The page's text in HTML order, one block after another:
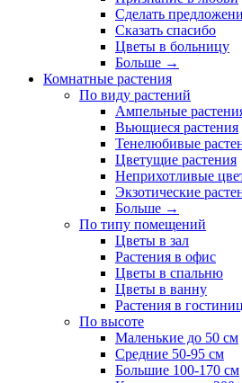
Сделать
Сказать спасибо
Цветы в больницу
Больше →
Комнатные растения
По виду растений
Ампельные
Вьющиеся растения
Тенелюбивые
Цветущие растения
Неприхотливые
Экзотические
Больше →
По типу помещений
Цветы в зал
Растения в офис
Цветы в спальню
Цветы в ванну
Растения в
По высоте
Маленькие до 50 см
Средние 50-95 см
Большие 100-170 см